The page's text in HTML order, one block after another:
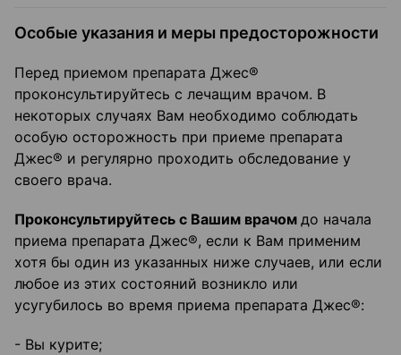
Особые указания и меры предосторожности
Перед приемом препарата Джес®
проконсультируйтесь с лечащим врачом. В
некоторых случаях Вам необходимо соблюдать
особую осторожность при приеме препарата
Джес® и регулярно проходить обследование у
своего врача.
Проконсультируйтесь с Вашим врачом до начала
приема препарата Джес®, если к Вам применим
хотя бы один из указанных ниже случаев, или если
любое из этих состояний возникло или
усугубилось во время приема препарата Джес®:
- Вы курите;